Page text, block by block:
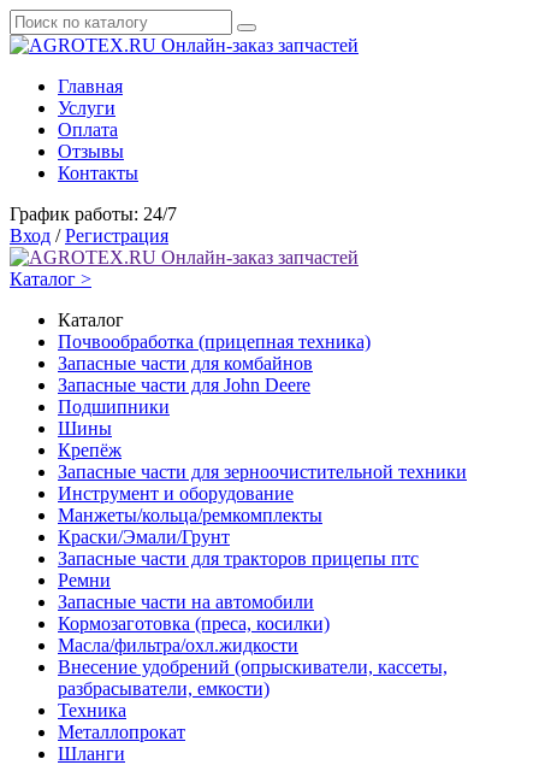
Онлайн-заказ запчастей
Главная
Услуги
Оплата
Отзывы
Контакты
График работы: 24/7
Вход / Регистрация
Онлайн-заказ запчастей
Каталог >
Каталог
Почвообработка (прицепная техника)
Запасные части для комбайнов
Запасные части для John Deere
Подшипники
Шины
Крепёж
Запасные части для зерноочистительной техники
Инструмент и оборудование
Манжеты/кольца/ремкомплекты
Краски/Эмали/Грунт
Запасные части для тракторов прицепы птс
Ремни
Запасные части на автомобили
Кормозаготовка (преса, косилки)
Масла/фильтра/охл.жидкости
Внесение удобрений (опрыскиватели, кассеты,
разбрасыватели, емкости)
Техника
Металлопрокат
Шланги